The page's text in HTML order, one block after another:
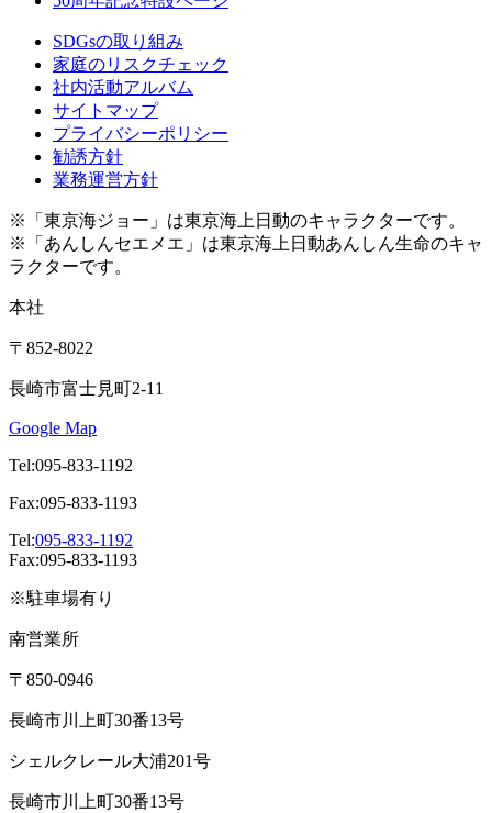
SDGsの取り組み
家庭のリスクチェック
社内活動アルバム
サイトマップ
プライバシーポリシー
勧誘方針
業務運営方針
※「東京海ジョー」は東京海上日動のキャラクターです。
※「あんしんセエメエ」は東京海上日動あんしん生命のキャ
ラクターです。
本社
〒852-8022
長崎市富士見町2-11
Google Map
Tel:095-833-1192
Fax:095-833-1193
Tel:095-833-1192
Fax:095-833-1193
※駐車場有り
南営業所
〒850-0946
長崎市川上町30番13号
シェルクレール大浦201号
長崎市川上町30番13号